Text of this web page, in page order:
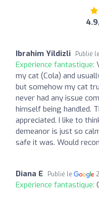
4.9
Ibrahim Yildizli Publié le
Expérience fantastique:
my cat (Cola) and
but somehow my cat
never had any issue
himself being handled.
appreciated. I like to
demeanor is just so
safe it was. Would
Diana E Publié le
Expérience fantastique: